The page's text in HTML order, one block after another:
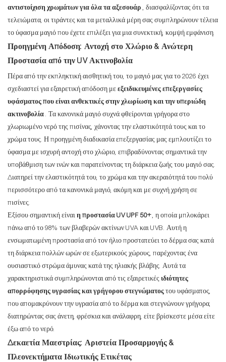
αντιστοίχιση χρωμάτων για όλα τα αξεσουάρ, διασφαλίζοντας ότι τα
τελειώματα, οι τιράντες και τα μεταλλικά μέρη σας συμπληρώνουν τέλεια
το ύφασμα μαγιό που έχετε επιλέξει για μια συνεκτική, κομψή εμφάνιση.
Προηγμένη Απόδοση: Αντοχή στο Χλώριο & Ανώτερη
Προστασία από την UV Ακτινοβολία
Πέρα από την εκπληκτική αισθητική του, το μαγιό μας για το 2026 έχει
σχεδιαστεί για εξαιρετική απόδοση μεεξειδικευμένες επεξεργασίες
υφάσματος που είναι ανθεκτικές στην χλωρίωση και την υπεριώδη
ακτινοβολία. Τα κανονικά μαγιό συχνά φθείρονται γρήγορα στο
χλωριωμένο νερό της πισίνας, χάνοντας την ελαστικότητά τους και το
χρώμα τους. Η προηγμένη διαδικασία επεξεργασίας μας εμπλουτίζει το
ύφασμα με ισχυρή αντοχή στο χλώριο, επιβραδύνοντας σημαντικά την
υποβάθμιση των ινών και παρατείνοντας τη διάρκεια ζωής του μαγιό σας.
Διατηρεί την ελαστικότητά του, το χρώμα και την ακεραιότητά του πολύ
περισσότερο από τα κανονικά μαγιό, ακόμη και με συχνή χρήση σε
πισίνες.
Εξίσου σημαντική είναιη προστασία UV UPF 50+, η οποία μπλοκάρει
πάνω από το 98% των βλαβερών ακτίνων UVA και UVB. Αυτή η
ενσωματωμένη προστασία από τον ήλιο προστατεύει το δέρμα σας κατά
τη διάρκεια πολλών ωρών σε εξωτερικούς χώρους, παρέχοντας ένα
ουσιαστικό στρώμα άμυνας κατά της ηλιακής βλάβης. Αυτά τα
χαρακτηριστικά συμπληρώνονται από τις εξαιρετικέςιδιότητες
απορρόφησης υγρασίας και γρήγορου στεγνώματοςτου υφάσματος,
που απομακρύνουν την υγρασία από το δέρμα και στεγνώνουν γρήγορα,
διατηρώντας σας άνετη, φρέσκια και ανάλαφρη, είτε βρίσκεστε μέσα είτε
έξω από το νερό.
Δεκαετία Μαεστρίας: Αριστεία Προσαρμογής &
Πλεονεκτήματα Ιδιωτικής Ετικέτας